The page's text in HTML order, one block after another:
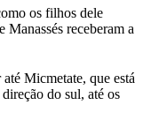
os filhos dele
Manassés receberam a
Micmetate, que está
do sul, até os